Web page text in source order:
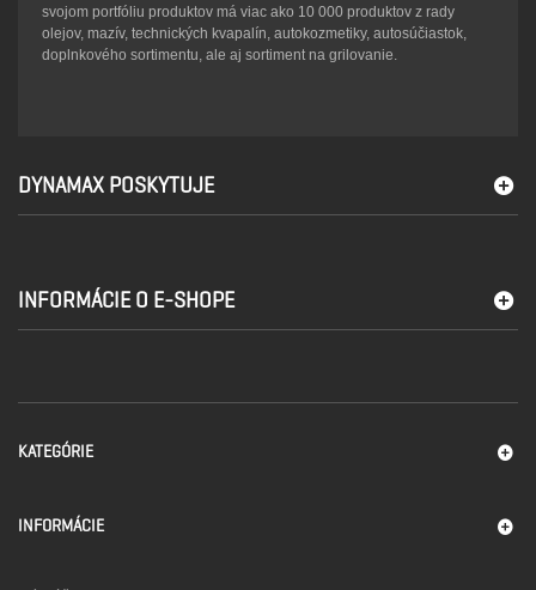
svojom portfóliu produktov má viac ako 10 000 produktov z rady
olejov, mazív, technických kvapalín, autokozmetiky, autosúčiastok,
doplnkového sortimentu, ale aj sortiment na grilovanie.
DYNAMAX POSKYTUJE
INFORMÁCIE O E-SHOPE
KATEGÓRIE
INFORMÁCIE